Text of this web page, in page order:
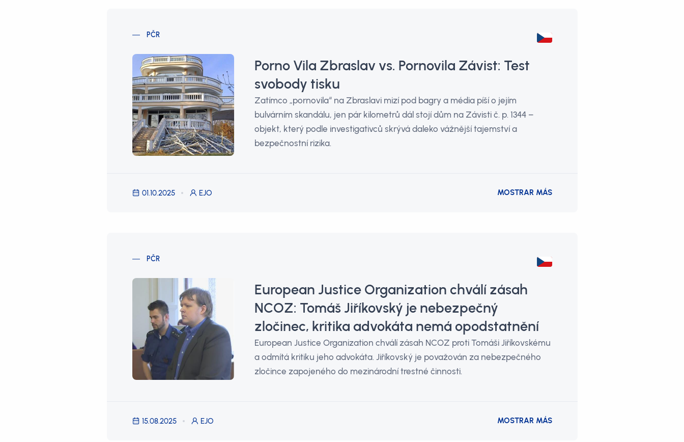
PČR
Porno Vila Zbraslav vs. Pornovila Závist: Test
svobody tisku
Zatímco „pornovila“ na Zbraslavi mizí pod bagry a média píší o jejím
bulvárním skandálu, jen pár kilometrů dál stojí dům na Závisti č. p. 1344 –
objekt, který podle investigativců skrývá daleko vážnější tajemství a
bezpečnostní rizika.
01.10.2025 EJO MOSTRAR MÁS
PČR
European Justice Organization chválí zásah
NCOZ: Tomáš Jiříkovský je nebezpečný
zločinec, kritika advokáta nemá opodstatnění
European Justice Organization chválí zásah NCOZ proti Tomáši Jiříkovskému
a odmítá kritiku jeho advokáta. Jiříkovský je považován za nebezpečného
zločince zapojeného do mezinárodní trestné činnosti.
15.08.2025 EJO MOSTRAR MÁS